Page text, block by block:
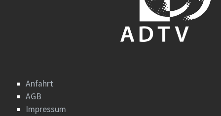
Anfahrt
AGB
Impressum